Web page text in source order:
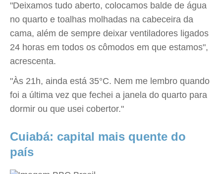
"Deixamos tudo aberto, colocamos balde de água
no quarto e toalhas molhadas na cabeceira da
cama, além de sempre deixar ventiladores ligados
24 horas em todos os cômodos em que estamos",
acrescenta.
"Às 21h, ainda está 35°C. Nem me lembro quando
foi a última vez que fechei a janela do quarto para
dormir ou que usei cobertor."
Cuiabá: capital mais quente do
país